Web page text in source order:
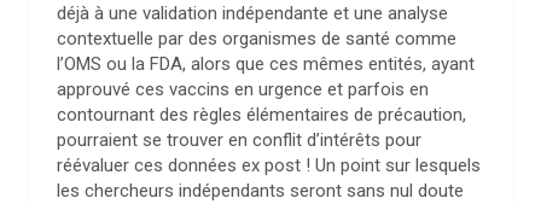
déjà à une validation indépendante et une analyse
contextuelle par des organismes de santé comme
l’OMS ou la FDA, alors que ces mêmes entités, ayant
approuvé ces vaccins en urgence et parfois en
contournant des règles élémentaires de précaution,
pourraient se trouver en conflit d’intérêts pour
réévaluer ces données ex post ! Un point sur lesquels
les chercheurs indépendants seront sans nul doute